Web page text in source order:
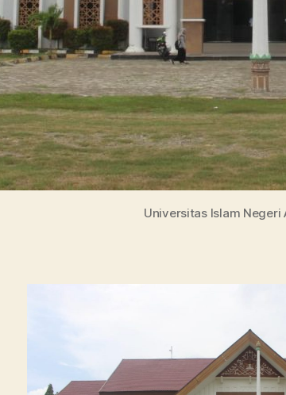
Universitas Islam Negeri